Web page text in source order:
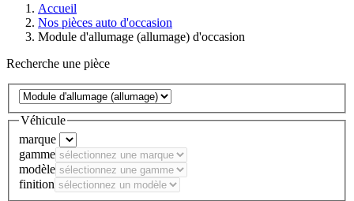
Accueil
Nos pièces auto d'occasion
Module d'allumage (allumage) d'occasion
Recherche une pièce
Véhicule
marque
gamme
modèle
finition